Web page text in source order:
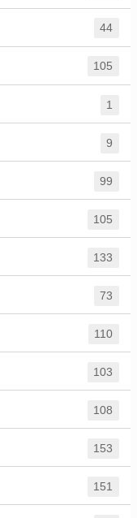
44
105
1
9
99
105
133
73
110
103
108
153
151